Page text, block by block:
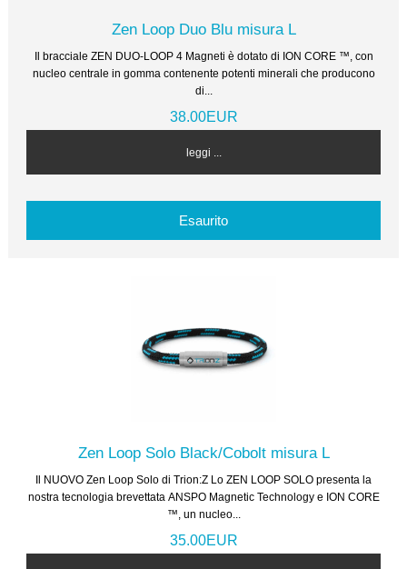
Zen Loop Duo Blu misura L
Il bracciale ZEN DUO-LOOP 4 Magneti è dotato di ION CORE ™, con
nucleo centrale in gomma contenente potenti minerali che producono
di...
38.00EUR
leggi ...
Esaurito
Zen Loop Solo Black/Cobolt misura L
Il NUOVO Zen Loop Solo di Trion:Z Lo ZEN LOOP SOLO presenta la
nostra tecnologia brevettata ANSPO Magnetic Technology e ION CORE
™, un nucleo...
35.00EUR